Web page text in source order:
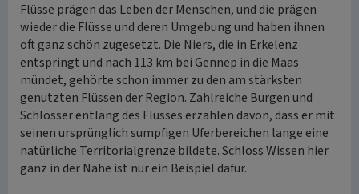
Flüsse prägen das Leben der Menschen, und die prägen
wieder die Flüsse und deren Umgebung und haben ihnen
oft ganz schön zugesetzt. Die Niers, die in Erkelenz
entspringt und nach 113 km bei Gennep in die Maas
mündet, gehörte schon immer zu den am stärksten
genutzten Flüssen der Region. Zahlreiche Burgen und
Schlösser entlang des Flusses erzählen davon, dass er mit
seinen ursprünglich sumpfigen Uferbereichen lange eine
natürliche Territorialgrenze bildete. Schloss Wissen hier
ganz in der Nähe ist nur ein Beispiel dafür.